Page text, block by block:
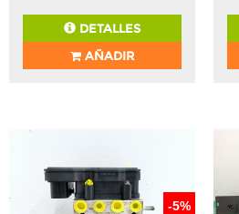
DETALLES
AÑADIR
-5%